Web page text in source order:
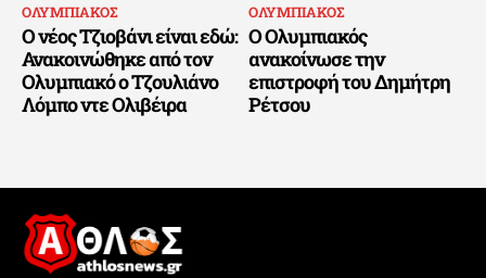
ΟΛΥΜΠΙΑΚΟΣ
Ο νέος Τζιοβάνι είναι εδώ:
Ανακοινώθηκε από τον
Ολυμπιακό ο Τζουλιάνο
Λόμπο ντε Ολιβέιρα
ΟΛΥΜΠΙΑΚΟΣ
Ο Ολυμπιακός
ανακοίνωσε την
επιστροφή του Δημήτρη
Ρέτσου